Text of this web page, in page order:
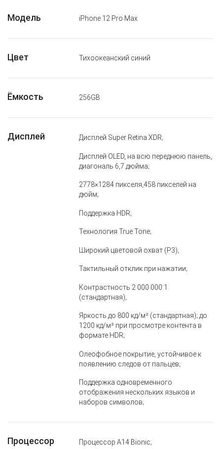
Модель iPhone 12 Pro Max
Цвет Тихоокеанский синий
Ёмкость 256GB
Дисплей Дисплей Super Retina XDR;
Дисплей OLED, на всю переднюю панель,
диагональ 6,7 дюйма;
2778×1284 пикселя,458 пикселей на
дюйм;
Поддержка HDR;
Технология True Tone;
Широкий цветовой охват (P3);
Тактильный отклик при нажатии;
Контрастность 2 000 000:1
(стандартная);
Яркость до 800 кд/м² (стандартная); до
1200 кд/м² при просмотре контента в
формате HDR;
Олеофобное покрытие, устойчивое к
появлению следов от пальцев;
Поддержка одновременного
отображения нескольких языков и
наборов символов;
Процессор Процессор A14 Bionic;